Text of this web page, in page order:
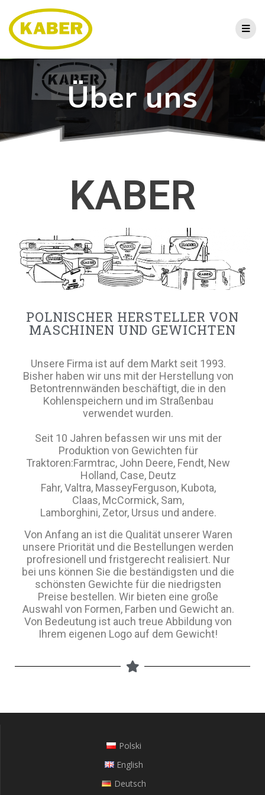
Über uns
KABER
POLNISCHER HERSTELLER VON
MASCHINEN UND GEWICHTEN
Unsere Firma ist auf dem Markt seit 1993.
Bisher haben wir uns mit der Herstellung von
Betontrennwänden beschäftigt, die in den
Kohlenspeichern und im Straßenbau
verwendet wurden.
Seit 10 Jahren befassen wir uns mit der
Produktion von Gewichten für
Traktoren:Farmtrac, John Deere, Fendt, New
Holland, Case, Deutz
Fahr, Valtra, MasseyFerguson, Kubota,
Claas, McCormick, Sam,
Lamborghini, Zetor, Ursus und andere.
Von Anfang an ist die Qualität unserer Waren
unsere Priorität und die Bestellungen werden
profresionell und fristgerecht realisiert. Nur
bei uns können Sie die beständigsten und die
schönsten Gewichte für die niedrigsten
Preise bestellen. Wir bieten eine große
Auswahl von Formen, Farben und Gewicht an.
Von Bedeutung ist auch treue Abbildung von
Ihrem eigenen Logo auf dem Gewicht!
Polski
English
Deutsch